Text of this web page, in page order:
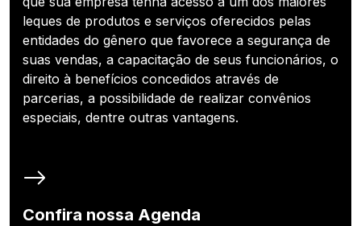
leques de produtos e serviços oferecidos pelas
entidades do gênero que favorece a segurança de
suas vendas, a capacitação de seus funcionários, o
direito à benefícios concedidos através de
parcerias, a possibilidade de realizar convênios
especiais, dentre outras vantagens.
Confira nossa Agenda